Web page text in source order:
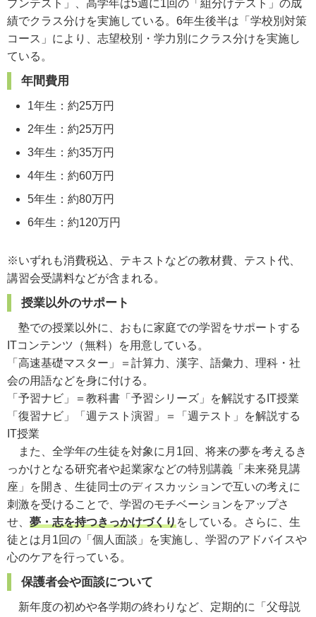
プンテスト」、高学年は5週に1回の「組分けテスト」の成
績でクラス分けを実施している。6年生後半は「学校別対策
コース」により、志望校別・学力別にクラス分けを実施し
ている。
年間費用
1年生：約25万円
2年生：約25万円
3年生：約35万円
4年生：約60万円
5年生：約80万円
6年生：約120万円
※いずれも消費税込、テキストなどの教材費、テスト代、
講習会受講料などが含まれる。
授業以外のサポート
塾での授業以外に、おもに家庭での学習をサポートする
ITコンテンツ（無料）を用意している。
「高速基礎マスター」＝計算力、漢字、語彙力、理科・社
会の用語などを身に付ける。
「予習ナビ」＝教科書「予習シリーズ」を解説するIT授業
「復習ナビ」「週テスト演習」＝「週テスト」を解説する
IT授業
また、全学年の生徒を対象に月1回、将来の夢を考えるき
っかけとなる研究者や起業家などの特別講義「未来発見講
座」を開き、生徒同士のディスカッションで互いの考えに
刺激を受けることで、学習のモチベーションをアップさ
せ、 夢・志を持つきっかけづくりをしている。さらに、生
徒とは月1回の「個人面談」を実施し、学習のアドバイスや
心のケアを行っている。
保護者会や面談について
新年度の初めや各学期の終わりなど、定期的に「父母説